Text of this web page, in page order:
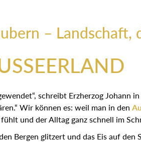
– Landschaft,
schreibt Erzherzog Johann
Wir können es: weil man in den
und der Alltag ganz schnell im
Bergen glitzert und das Eis auf den